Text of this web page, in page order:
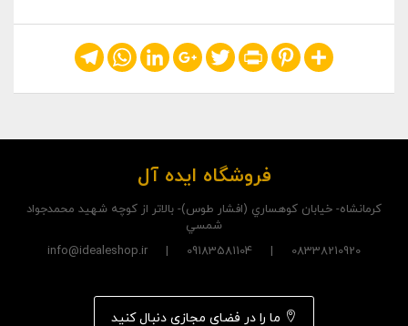
Share
Pinterest
Print
Twitter
Google+
LinkedIn
WhatsApp
Telegram
فروشگاه ایده آل
کرمانشاه- خيابان کوهساري (افشار طوس)- بالاتر از کوچه شهيد محمدجواد
شمسي
08338210920 | 09183581104 | info@idealeshop.ir
ما را در فضای مجازی دنبال کنید